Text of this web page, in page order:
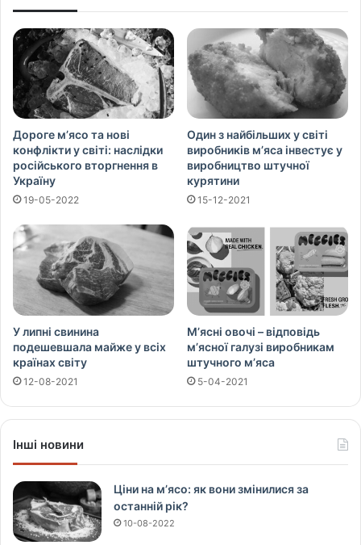
Дороге м’ясо та нові
конфлікти у світі: наслідки
російського вторгнення в
Україну
19-05-2022
Один з найбільших у світі
виробників м’яса інвестує у
виробництво штучної
курятини
15-12-2021
У липні свинина
подешевшала майже у всіх
країнах світу
12-08-2021
М’ясні овочі – відповідь
м’ясної галузі виробникам
штучного м’яса
5-04-2021
Інші новини
Ціни на м’ясо: як вони змінилися за
останній рік?
10-08-2022